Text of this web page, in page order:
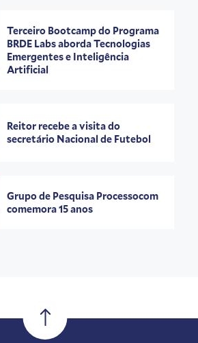
Terceiro Bootcamp do Programa
BRDE Labs aborda Tecnologias
Emergentes e Inteligência
Artificial
Reitor recebe a visita do
secretário Nacional de Futebol
Grupo de Pesquisa Processocom
comemora 15 anos